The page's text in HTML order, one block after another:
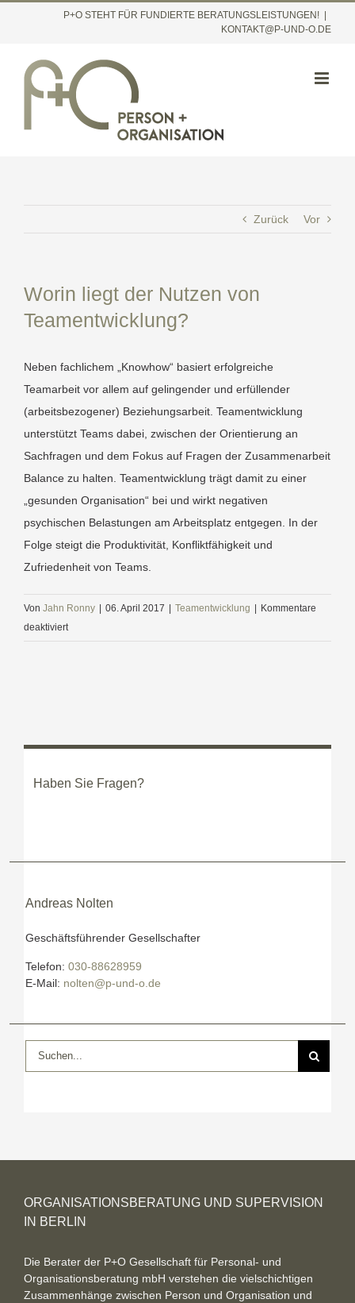
P+O STEHT FÜR FUNDIERTE BERATUNGSLEISTUNGEN!
KONTAKT@P-UND-O.DE
Zurück Vor
Worin liegt der Nutzen von
Teamentwicklung?
Neben fachlichem „Knowhow“ basiert erfolgreiche
Teamarbeit vor allem auf gelingender und erfüllender
(arbeitsbezogener) Beziehungsarbeit. Teamentwicklung
unterstützt Teams dabei, zwischen der Orientierung an
Sachfragen und dem Fokus auf Fragen der Zusammenarbeit
Balance zu halten. Teamentwicklung trägt damit zu einer
„gesunden Organisation“ bei und wirkt negativen
psychischen Belastungen am Arbeitsplatz entgegen. In der
Folge steigt die Produktivität, Konfliktfähigkeit und
Zufriedenheit von Teams.
Von Jahn Ronny | 06. April 2017 | Teamentwicklung | Kommentare
deaktiviertfür
Haben Sie Fragen?
Andreas Nolten
Geschäftsführender Gesellschafter
Telefon: 030-88628959
E-Mail: nolten@p-und-o.de
nach:
ORGANISATIONSBERATUNG UND SUPERVISION
IN BERLIN
Die Berater der P+O Gesellschaft für Personal- und
Organisationsberatung mbH verstehen die vielschichtigen
Zusammenhänge zwischen Person und Organisation und